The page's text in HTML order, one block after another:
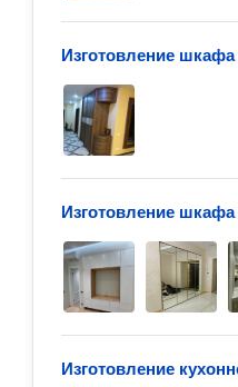
Изготовление шкафа
Изготовление шкафа
Изготовление